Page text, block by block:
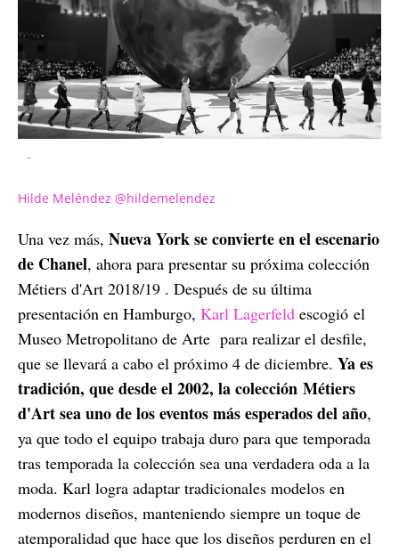
-
Hilde Meléndez @hildemelendez
Una vez más, Nueva York se convierte en el escenario
de Chanel, ahora para presentar su próxima colección
Métiers d'Art 2018/19 . Después de su última
presentación en Hamburgo, Karl Lagerfeld escogió el
Museo Metropolitano de Arte para realizar el desfile,
que se llevará a cabo el próximo 4 de diciembre. Ya es
tradición, que desde el 2002, la colección Métiers
d'Art sea uno de los eventos más esperados del año,
ya que todo el equipo trabaja duro para que temporada
tras temporada la colección sea una verdadera oda a la
moda. Karl logra adaptar tradicionales modelos en
modernos diseños, manteniendo siempre un toque de
atemporalidad que hace que los diseños perduren en el